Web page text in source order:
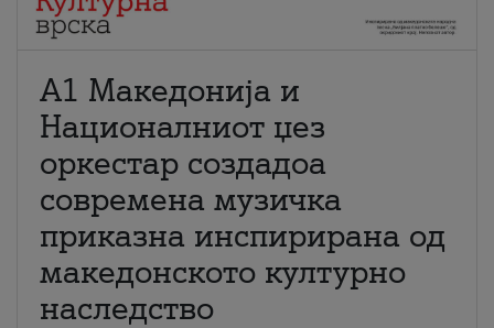
А1 Македонија и
Националниот џез
оркестар создадоа
современа музичка
приказна инспирирана од
македонското културно
наследство